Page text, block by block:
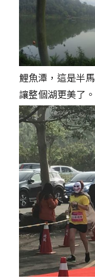
鯉魚潭，這是半
讓整個湖更美了。